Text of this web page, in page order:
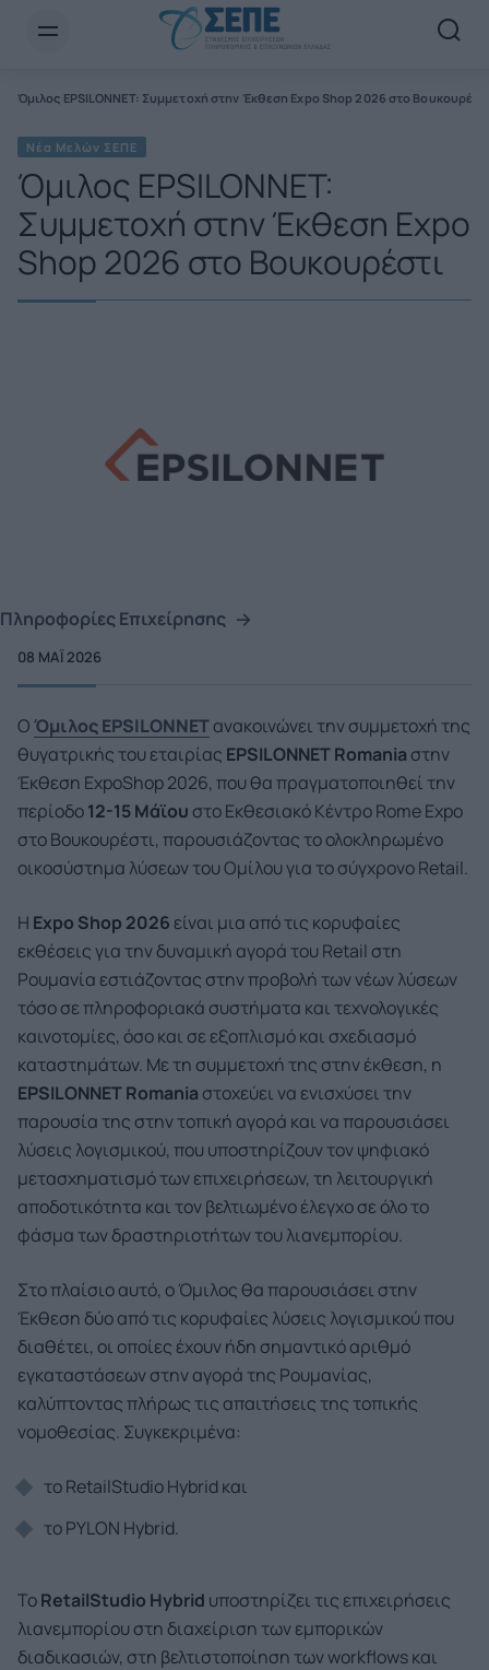
Όμιλος EPSILONNET: Συμμετοχή στην Έκθεση Expo Shop 2026 στο
Νέα Μελών ΣΕΠΕ
Όμιλος EPSILONNET:
Συμμετοχή στην Έκθεση Expo
Shop 2026 στο Βουκουρέστι
Πληροφορίες Επιχείρησης
08 ΜΑΪ́ 2026
OΌμιλος EPSILONNETανακοινώνει την συμμετοχή της
θυγατρικής του εταιρίας EPSILONNETRomania στην
Έκθεση ExpoShop 2026, που θα πραγματοποιηθεί την
περίοδο12-15 Μάϊου στο Εκθεσιακό Κέντρο Rome Expo
στο Βουκουρέστι, παρουσιάζοντας το ολοκληρωμένο
οικοσύστημα λύσεων του Ομίλου για το σύγχρονο Retail.
Η Expo Shop 2026 είναι μια από τις κορυφαίες
εκθέσεις για την δυναμική αγορά του Retail στη
Ρουμανία εστιάζοντας στην προβολή των νέων λύσεων
τόσο σε πληροφοριακά συστήματα και τεχνολογικές
καινοτομίες, όσο και σε εξοπλισμό και σχεδιασμό
καταστημάτων. Με τη συμμετοχή της στην έκθεση, η
EPSILONNETRomania στοχεύει να ενισχύσει την
παρουσία της στην τοπική αγορά και να παρουσιάσει
λύσεις λογισμικού, που υποστηρίζουν τον ψηφιακό
μετασχηματισμό των επιχειρήσεων, τη λειτουργική
αποδοτικότητα και τον βελτιωμένο έλεγχο σε όλο το
φάσμα των δραστηριοτήτων του λιανεμπορίου.
Στο πλαίσιο αυτό, ο Όμιλος θα παρουσιάσει στην
Έκθεση δύο από τις κορυφαίες λύσεις λογισμικού που
διαθέτει, οι οποίες έχουν ήδη σημαντικό αριθμό
εγκαταστάσεων στην αγορά της Ρουμανίας,
καλύπτοντας πλήρως τις απαιτήσεις της τοπικής
νομοθεσίας. Συγκεκριμένα:
το RetailStudio Hybrid και
το PYLON Hybrid.
ΤοRetailStudio Hybrid υποστηρίζει τις επιχειρήσεις
λιανεμπορίου στη διαχείριση των εμπορικών
διαδικασιών, στη βελτιστοποίηση των workflows και
Newsletter Email*